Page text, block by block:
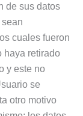
de sus datos
cuales fueron
haya retirado
y este no
se
otro motivo